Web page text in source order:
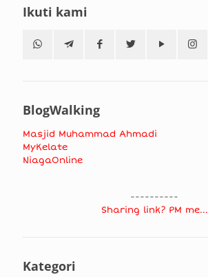
Ikuti kami
BlogWalking
Masjid Muhammad Ahmadi
MyKelate
NiagaOnline
----------
Sharing link? PM me...
Kategori